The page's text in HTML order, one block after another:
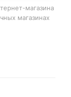
магазина
магазинах